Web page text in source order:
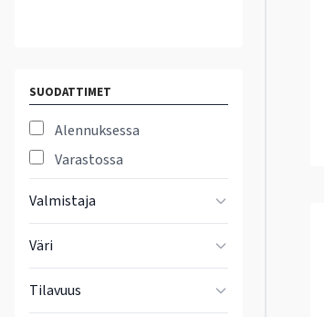
SUODATTIMET
Alennuksessa
Varastossa
Valmistaja
Väri
Tilavuus